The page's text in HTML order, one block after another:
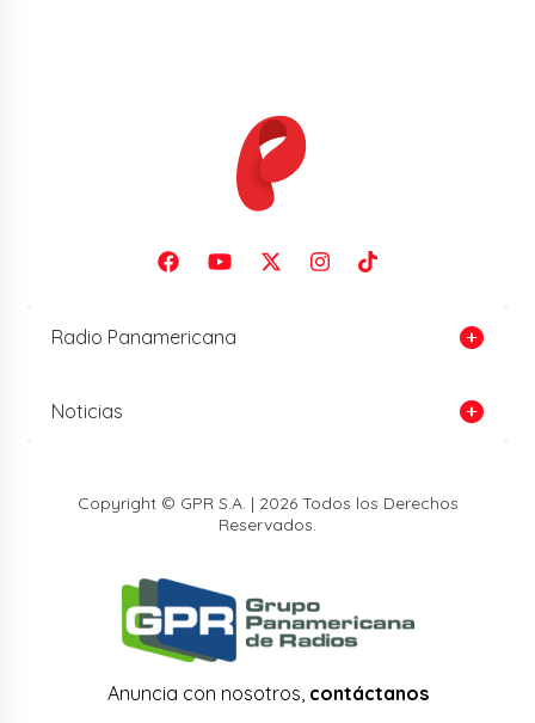
Radio Panamericana
Noticias
Copyright © GPR S.A. | 2026 Todos los Derechos
Reservados.
Anuncia con nosotros, contáctanos